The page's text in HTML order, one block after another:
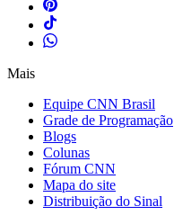
Mais
Equipe CNN Brasil
Grade de Programação
Blogs
Colunas
Fórum CNN
Mapa do site
Distribuição do Sinal